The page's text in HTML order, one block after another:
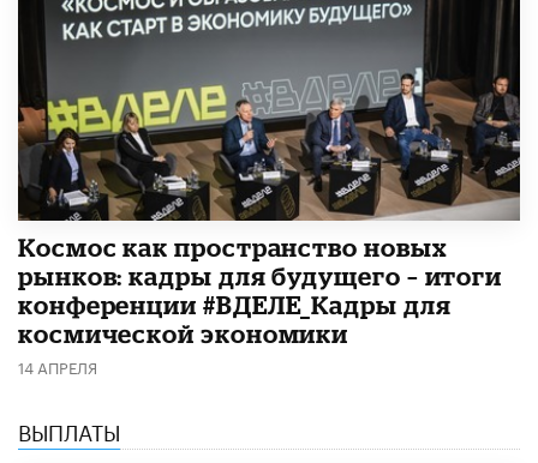
Космос как пространство новых
рынков: кадры для будущего – итоги
конференции #ВДЕЛЕ_Кадры для
космической экономики
14 АПРЕЛЯ
ВЫПЛАТЫ